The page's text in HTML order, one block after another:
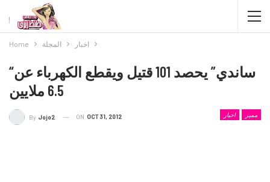
Home المجلة اخبار
“ساندي” يحصد 101 قتيل ويقطع الكهرباء عن
6.5 ملايين
اخبار مميز By Jojo2 ON OCT 31, 2012